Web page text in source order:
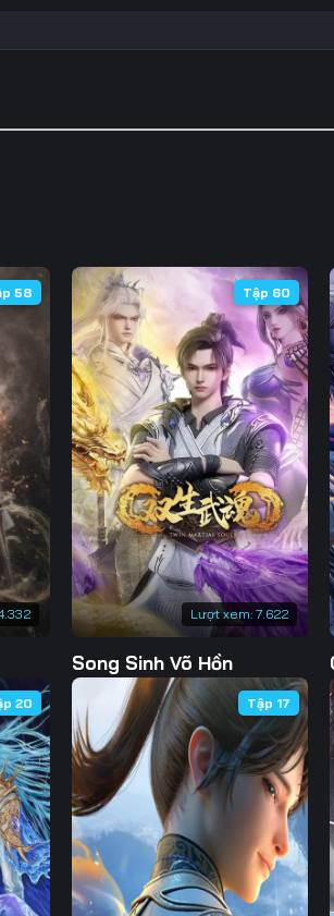
Tập 105 Tập 106
Tập 112 Tập 113
Tập 119 Tập 120
Tập 126 Tập 127
Tập 133 Tập 134
Tập 140 Tập 141
Tập 147 Tập 148
Tập 154 Tập 155
Tập 162
Tập 168 Tập 169
Tập 175 Tập 176
Tập 182 Tập 183
Tập 189 Tập 190
Tập 196 Tập 197
58
Lượt xem: 7.622
Tập 60
Song Sinh Võ Hồn
20 Tập 17